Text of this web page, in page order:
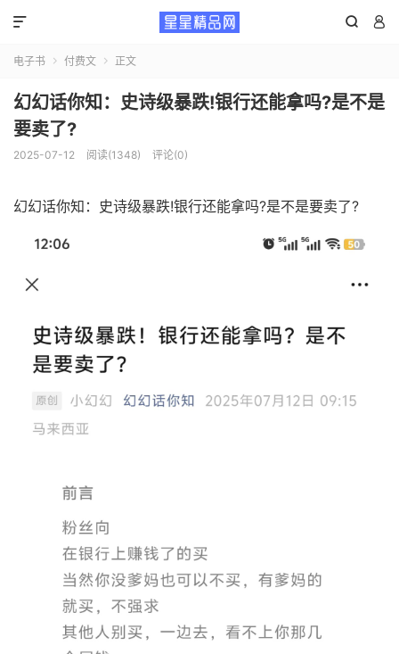
 

电子书  付费文  正文
幻幻话你知：史诗级暴跌!银行还能拿吗?是不是
要卖了?
2025-07-12 阅读(1348) 评论(0)
幻幻话你知：史诗级暴跌!银行还能拿吗?是不是要卖了?